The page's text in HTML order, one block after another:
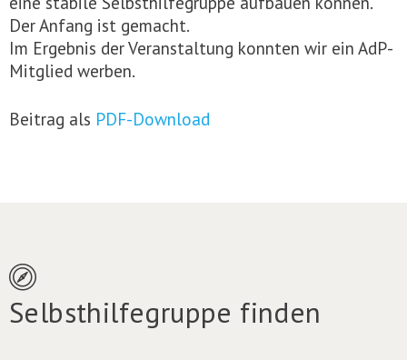
Der Anfang ist gemacht.
Im Ergebnis der Veranstaltung konnten wir ein AdP-
Mitglied werben.
Beitrag als PDF-Download
Selbsthilfegruppe finden